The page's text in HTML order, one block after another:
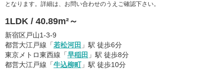
となります。詳細は、お問い合わせのうえご確認下さい。
1LDK / 40.89m²～
新宿区戸山1-3-9
都営大江戸線「若松河田 」駅 徒歩6分
東京メトロ東西線「早稲田 」駅 徒歩8分
都営大江戸線「牛込柳町」駅 徒歩10分